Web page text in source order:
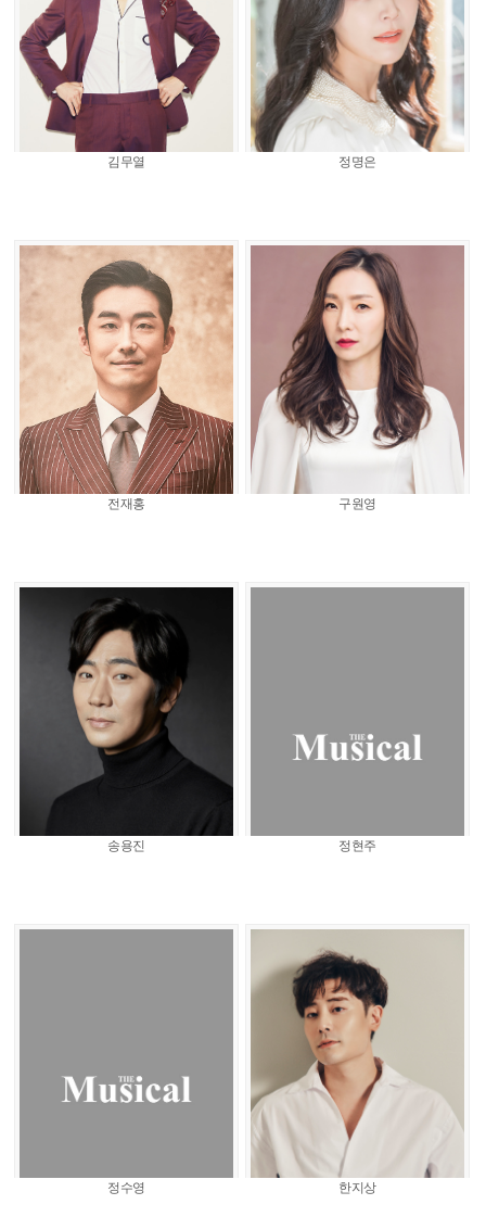
김무열 정명은
전재홍 구원영
송용진 정현주
정수영 한지상